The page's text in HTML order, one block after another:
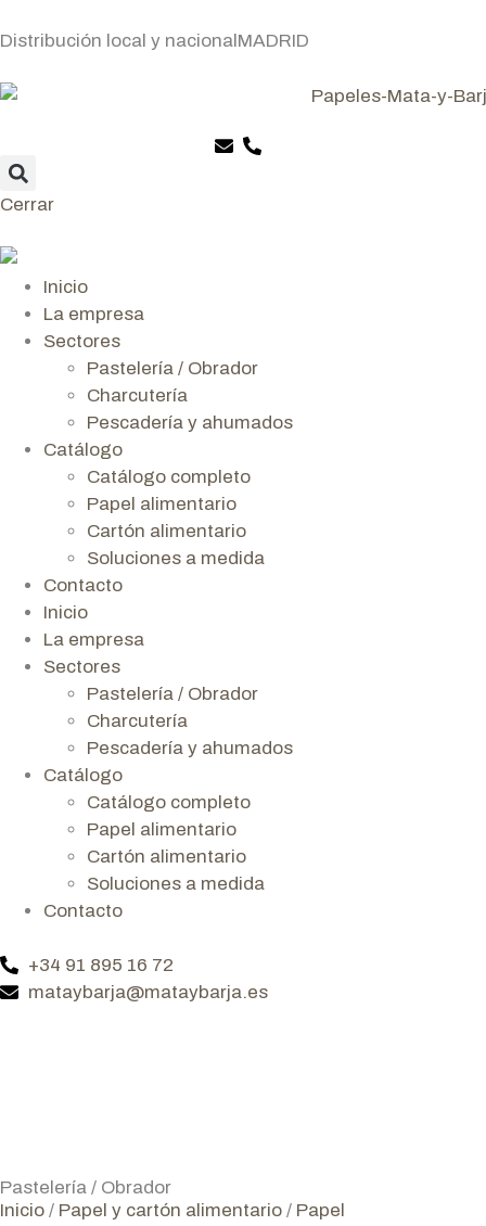
Distribución local y nacionalMADRID
Cerrar
Inicio
La empresa
Sectores
Pastelería / Obrador
Charcutería
Pescadería y ahumados
Catálogo
Catálogo completo
Papel alimentario
Cartón alimentario
Soluciones a medida
Contacto
Inicio
La empresa
Sectores
Pastelería / Obrador
Charcutería
Pescadería y ahumados
Catálogo
Catálogo completo
Papel alimentario
Cartón alimentario
Soluciones a medida
Contacto
+34 91 895 16 72
mataybarja@mataybarja.es
Pastelería / Obrador
Inicio / Papel y cartón alimentario / Papel